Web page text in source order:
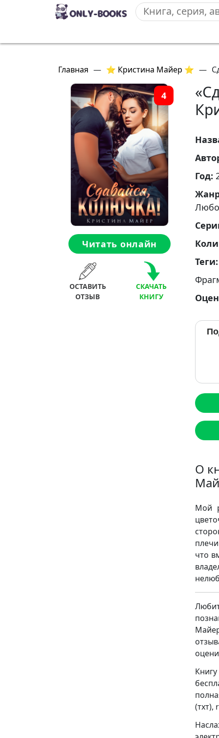
Главная — ⭐ Кристина Майер ⭐ —
4
Читать онлайн
ОСТАВИТЬ
ОТЗЫВ
СКАЧАТЬ
КНИГУ
Год:
О
Мой
что
(тхт),